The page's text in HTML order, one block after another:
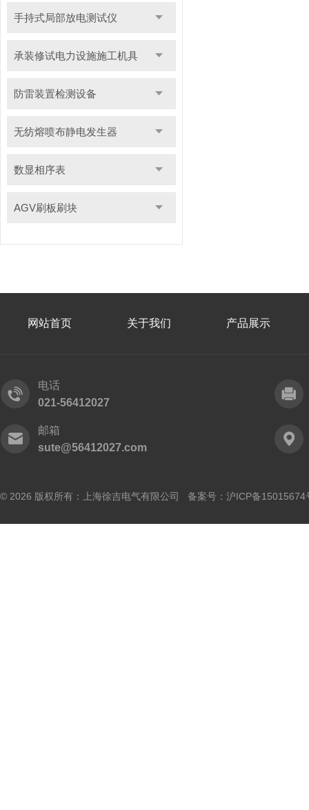
手持式局部放电测试仪
承装修试电力设施施工机具
防雷装置检测设备
无纺熔喷布静电发生器
数显相序表
AGV刷板刷块
网站首页 关于我们 产品展示
电话
021-56412027
邮箱
sute@56412027.com
© 2026 版权所有：上海徐吉电气有限公司 备案号： 沪ICP备15015674